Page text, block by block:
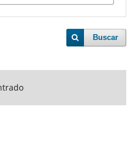
Buscar